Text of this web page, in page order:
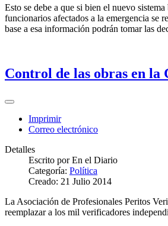
Esto se debe a que si bien el nuevo
funcionarios afectados a la emergencia se
base a esa información podrán tomar las
Control de las obras en la
Imprimir
Correo electrónico
Detalles
Escrito porEn el Diario
Categoría: Política
Creado: 21 Julio 2014
La Asociación de Profesionales Peritos
reemplazar a los mil verificadores